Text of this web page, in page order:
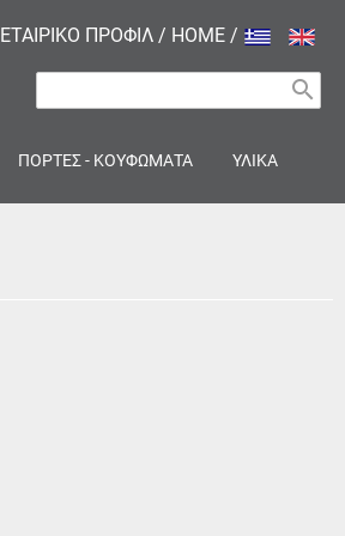
ΕΤΑΙΡΙΚΟ ΠΡΟΦΙΛ / HOME /
search
ΠΟΡΤΕΣ - ΚΟΥΦΩΜΑΤΑ ΥΛΙΚΑ